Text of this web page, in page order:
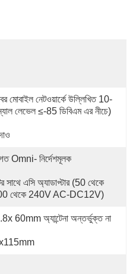
মোবাইল নেটওয়ার্কে উল্লিখিত 10-
লেভেল ≤-85 ডিবিএম এর নীচে)
Omni- নির্দেশমূলক
সাথে এসি অ্যাডাপ্টার (50 থেকে
থেকে 240V AC-DC12V)
60mm অ্যান্টেনা অন্তর্ভুক্ত না